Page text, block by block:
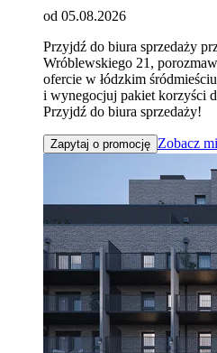
od 05.08.2026
Przyjdź do biura sprzedaży
Wróblewskiego 21,
ofercie w łódzkim
i wynegocjuj pakiet korzyści
Przyjdź do biura sprzedaży!
Zapytaj o promocję Zobacz